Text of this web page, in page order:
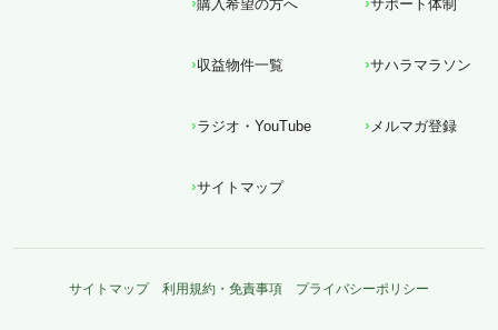
購入希望の方へ サポート体制
収益物件一覧 サハラマラソン
ラジオ・YouTube メルマガ登録
サイトマップ
サイトマップ 利用規約・免責事項 プライバシーポリシー